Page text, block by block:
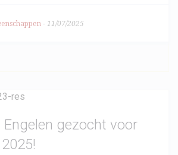
- 11/07/2025
Engelen gezocht voor